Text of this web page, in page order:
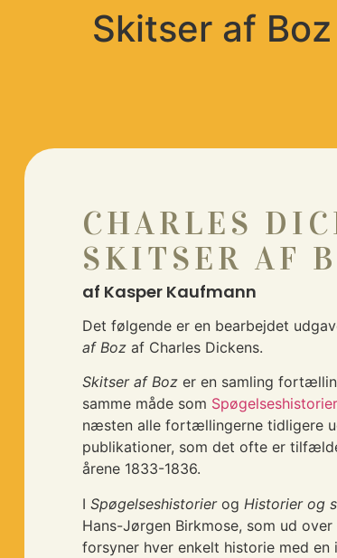
Skitser af Boz
CHARLES
SKITSER AF
af Kasper Kaufmann
Det følgende er en bearbejdet
af Boz af Charles Dickens.
Skitser af Boz er en samling
samme måde som Spøgelseshistorier
næsten alle fortællingerne tidligere
publikationer, som det ofte er
årene 1833-1836.
ISpøgelseshistorierog Historier og
Hans-Jørgen Birkmose, som ud
forsyner hver enkelt historie med